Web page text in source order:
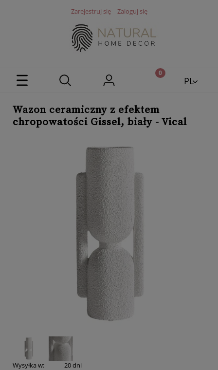
Zarejestruj się Zaloguj się
PL
Wazon ceramiczny z efektem
chropowatości Gissel, biały - Vical
Wysyłka w: 20 dni